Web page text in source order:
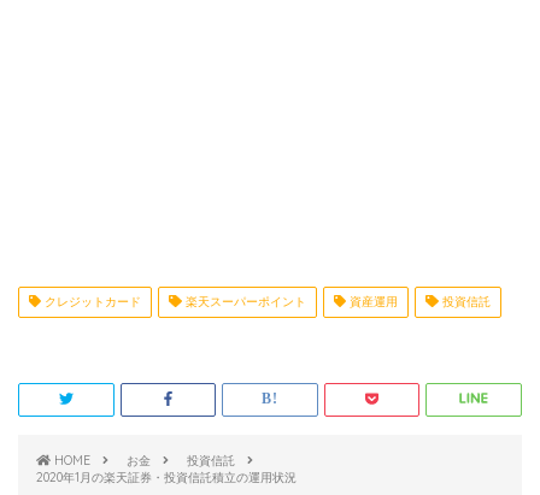
クレジットカード 楽天スーパーポイント 資産運用 投資信託
HOME お金
投資信託
2020年1月の楽天証券・投資信託積立の運用状況